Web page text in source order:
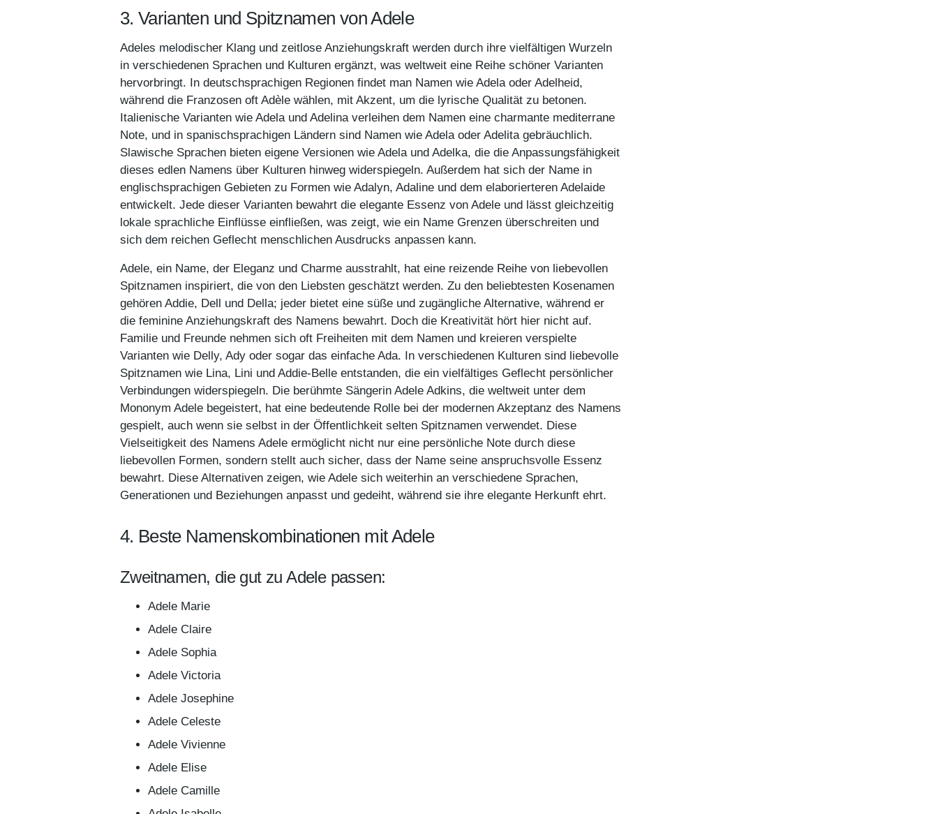
3. Varianten und Spitznamen von Adele
Adeles melodischer Klang und zeitlose Anziehungskraft werden durch ihre vielfältigen Wurzeln
in verschiedenen Sprachen und Kulturen ergänzt, was weltweit eine Reihe schöner Varianten
hervorbringt. In deutschsprachigen Regionen findet man Namen wie Adela oder Adelheid,
während die Franzosen oft Adèle wählen, mit Akzent, um die lyrische Qualität zu betonen.
Italienische Varianten wie Adela und Adelina verleihen dem Namen eine charmante mediterrane
Note, und in spanischsprachigen Ländern sind Namen wie Adela oder Adelita gebräuchlich.
Slawische Sprachen bieten eigene Versionen wie Adela und Adelka, die die Anpassungsfähigkeit
dieses edlen Namens über Kulturen hinweg widerspiegeln. Außerdem hat sich der Name in
englischsprachigen Gebieten zu Formen wie Adalyn, Adaline und dem elaborierteren Adelaide
entwickelt. Jede dieser Varianten bewahrt die elegante Essenz von Adele und lässt gleichzeitig
lokale sprachliche Einflüsse einfließen, was zeigt, wie ein Name Grenzen überschreiten und
sich dem reichen Geflecht menschlichen Ausdrucks anpassen kann.
Adele, ein Name, der Eleganz und Charme ausstrahlt, hat eine reizende Reihe von liebevollen
Spitznamen inspiriert, die von den Liebsten geschätzt werden. Zu den beliebtesten Kosenamen
gehören Addie, Dell und Della; jeder bietet eine süße und zugängliche Alternative, während er
die feminine Anziehungskraft des Namens bewahrt. Doch die Kreativität hört hier nicht auf.
Familie und Freunde nehmen sich oft Freiheiten mit dem Namen und kreieren verspielte
Varianten wie Delly, Ady oder sogar das einfache Ada. In verschiedenen Kulturen sind liebevolle
Spitznamen wie Lina, Lini und Addie-Belle entstanden, die ein vielfältiges Geflecht persönlicher
Verbindungen widerspiegeln. Die berühmte Sängerin Adele Adkins, die weltweit unter dem
Mononym Adele begeistert, hat eine bedeutende Rolle bei der modernen Akzeptanz des Namens
gespielt, auch wenn sie selbst in der Öffentlichkeit selten Spitznamen verwendet. Diese
Vielseitigkeit des Namens Adele ermöglicht nicht nur eine persönliche Note durch diese
liebevollen Formen, sondern stellt auch sicher, dass der Name seine anspruchsvolle Essenz
bewahrt. Diese Alternativen zeigen, wie Adele sich weiterhin an verschiedene Sprachen,
Generationen und Beziehungen anpasst und gedeiht, während sie ihre elegante Herkunft ehrt.
4. Beste Namenskombinationen mit Adele
Zweitnamen, die gut zu Adele passen:
Adele Marie
Adele Claire
Adele Sophia
Adele Victoria
Adele Josephine
Adele Celeste
Adele Vivienne
Adele Elise
Adele Camille